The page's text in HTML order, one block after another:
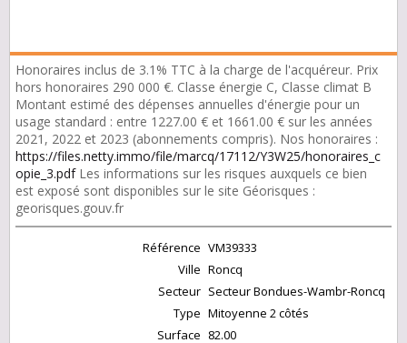
Honoraires inclus de 3.1% TTC à la charge de l'acquéreur. Prix
hors honoraires 290 000 €. Classe énergie C, Classe climat B
Montant estimé des dépenses annuelles d'énergie pour un
usage standard : entre 1227.00 € et 1661.00 € sur les années
2021, 2022 et 2023 (abonnements compris). Nos honoraires :
https://files.netty.immo/file/marcq/17112/Y3W25/honoraires_c
opie_3.pdfLes informations sur les risques auxquels ce bien
est exposé sont disponibles sur le site Géorisques :
georisques.gouv.fr
Référence VM39333
Ville Roncq
Secteur Secteur Bondues-Wambr-Roncq
Type Mitoyenne 2 côtés
Surface 82.00